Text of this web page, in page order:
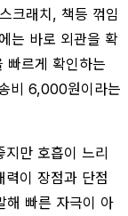
크래치, 책등 꺾임
는 바로 외관을 확
빠르게 확인하는
비 6,000원이라는
만 호흡이 느리
이 장점과 단점
해 빠른 자극이 아